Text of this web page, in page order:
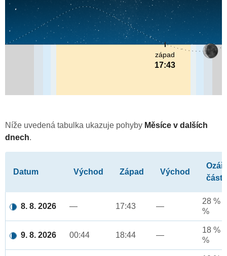
západ
17:43
Níže uvedená tabulka ukazuje pohyby Měsíce v dalších
dnech.
Datum Východ Západ Východ
část
8. 8. 2026 — 17:43 —
28 %
%
9. 8. 2026 00:44 18:44 —
18 %
%